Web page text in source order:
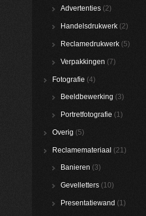
Advertenties (2)
Handelsdrukwerk (2)
Reclamedrukwerk (5)
Verpakkingen (7)
Fotografie (4)
Beeldbewerking (3)
Portretfotografie (1)
Overig (5)
Reclamemateriaal (21)
Banieren (3)
Gevelletters (10)
Presentatiewand (1)